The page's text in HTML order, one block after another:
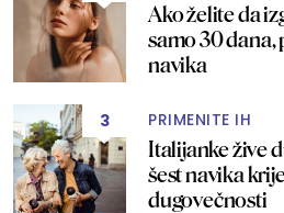
Ako želite da
samo 30
navika
3 PRIMENITE IH
Italijanke žive
šest navika
dugovečnosti